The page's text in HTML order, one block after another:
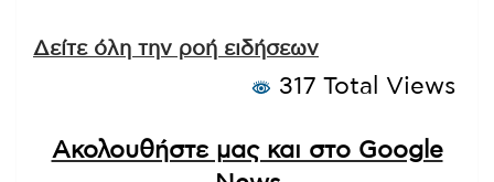
Δείτε όλη την ροή ειδήσεων
317 Total Views
Ακολουθήστε μας και στο Google